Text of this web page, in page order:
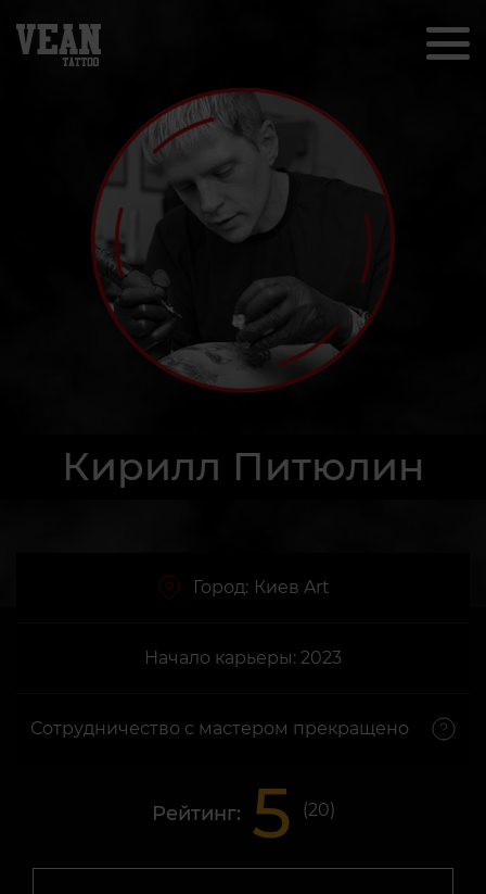
Кирилл Питюлин
Город: Киев Art
Начало карьеры: 2023
Сотрудничество с мастером прекращено
Рейтинг: 5 (20)